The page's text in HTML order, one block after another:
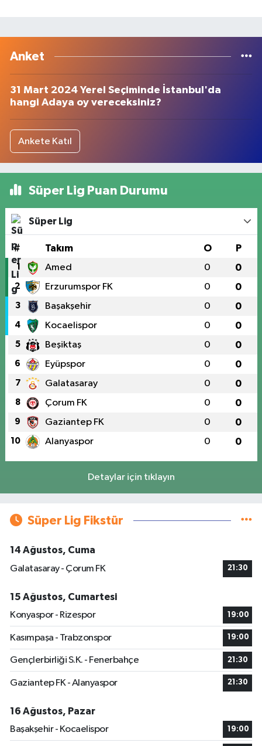
Anket
31 Mart 2024 Yerel Seçiminde İstanbul'da
hangi Adaya oy vereceksiniz?
Ankete Katıl
Süper Lig Puan Durumu
Süper Lig
# Takım O P
1 Amed 0 0
2 Erzurumspor FK 0 0
3 Başakşehir 0 0
4 Kocaelispor 0 0
5 Beşiktaş 0 0
6 Eyüpspor 0 0
7 Galatasaray 0 0
8 Çorum FK 0 0
9 Gaziantep FK 0 0
10 Alanyaspor 0 0
Detaylar için tıklayın
Süper Lig Fikstür
14 Ağustos, Cuma
Galatasaray - Çorum FK
21:30
15 Ağustos, Cumartesi
Konyaspor - Rizespor
19:00
Kasımpaşa - Trabzonspor 19:00
Gençlerbirliği S.K. - Fenerbahçe 21:30
Gaziantep FK - Alanyaspor 21:30
16 Ağustos, Pazar
Başakşehir - Kocaelispor
19:00